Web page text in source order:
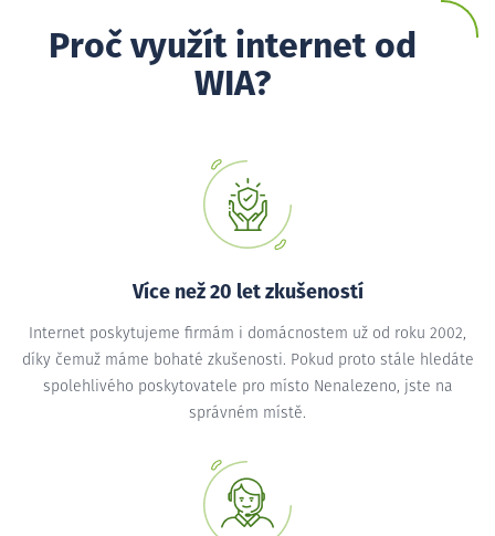
Proč využít internet od
WIA?
Více než 20 let zkušeností
Internet poskytujeme firmám i domácnostem už od roku 2002,
díky čemuž máme bohaté zkušenosti. Pokud proto stále hledáte
spolehlivého poskytovatele pro místo Nenalezeno, jste na
správném místě.